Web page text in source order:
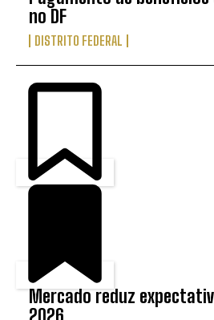
no DF
DISTRITO FEDERAL
Mercado reduz
2026